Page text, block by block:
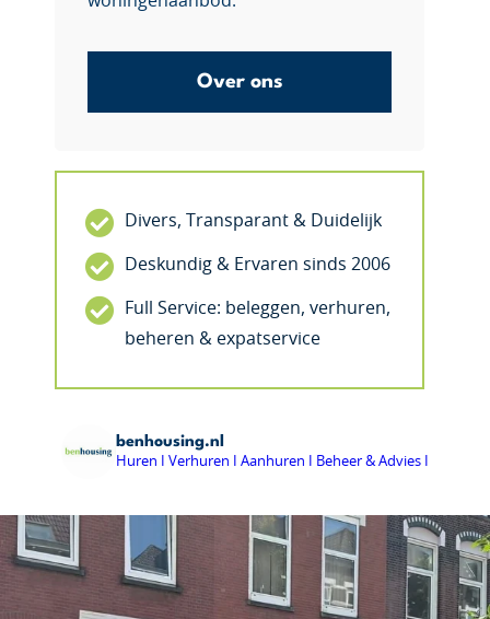
Over ons
Divers, Transparant & Duidelijk
Deskundig & Ervaren sinds 2006
Full Service: beleggen, verhuren,
beheren & expatservice
benhousing.nl
Huren I Verhuren I Aanhuren I Beheer & Advies I